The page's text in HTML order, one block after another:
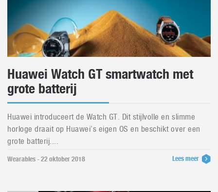
Huawei Watch GT smartwatch met
grote batterij
Huawei introduceert de Watch GT. Dit stijlvolle en slimme
horloge draait op Huawei’s eigen OS en beschikt over een
grote batterij....
Wearables - 22 oktober 2018 Lees meer